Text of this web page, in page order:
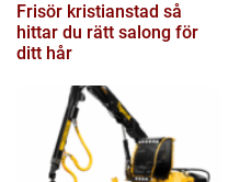
Frisör kristianstad så
hittar du rätt salong för
ditt hår